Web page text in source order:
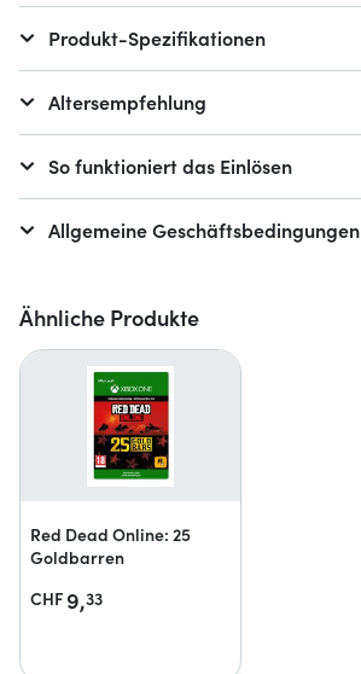
Ähnliche Produkte
Red Dead Online: 25
Goldbarren
CHF 9,33
Produkt-Spezifikationen
Altersempfehlung
So funktioniert das Einlösen
Allgemeine Geschäftsbedingungen